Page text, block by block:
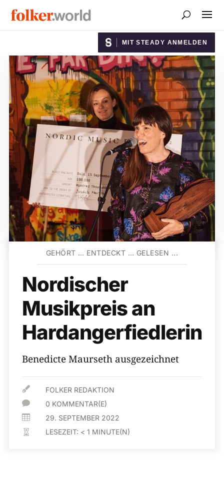
MIT STEADY ANMELDEN
GEHÖRT … ENTDECKT … GELESEN ...
Nordischer
Musikpreis an
Hardangerfiedlerin
Benedicte Maurseth ausgezeichnet
 FOLKER REDAKTION
 0 KOMMENTAR(E)
 29. SEPTEMBER 2022
 LESEZEIT: < 1 MINUTE(N)